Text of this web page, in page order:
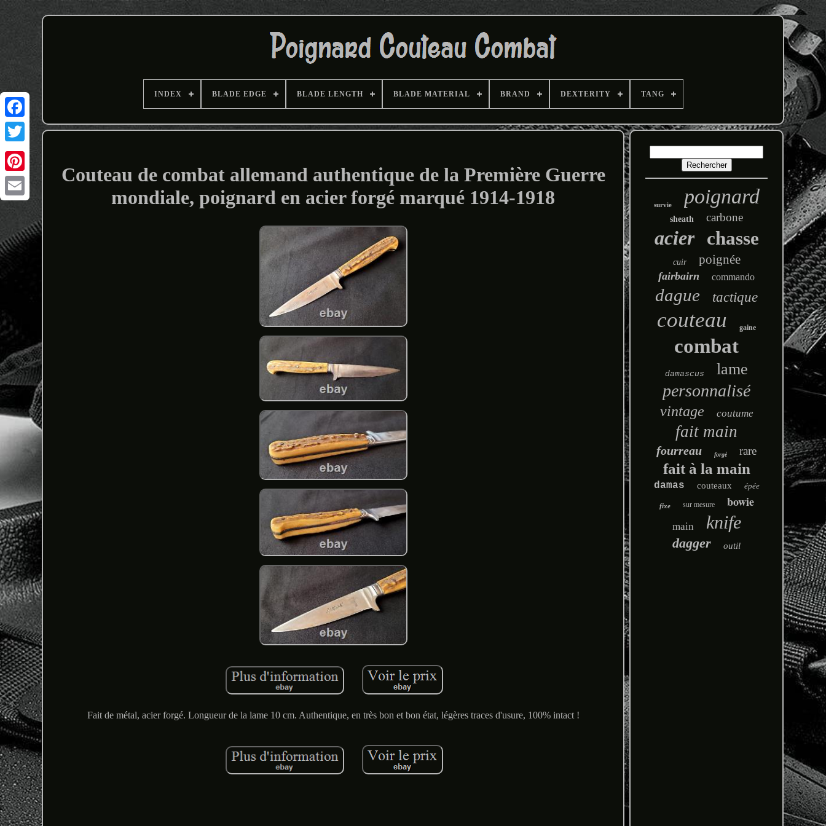
Email
INDEX BLADE EDGE BLADE LENGTH BLADE MATERIAL BRAND DEXTERITY TANG
Couteau de combat allemand authentique de la Première Guerre
mondiale, poignard en acier forgé marqué 1914-1918
Fait de métal, acier forgé. Longueur de la lame 10 cm. Authentique, en très bon et bon état, légères traces d'usure, 100% intact !
survie poignard
sheath carbone
acier chasse
cuir poignée
fairbairn commando
dague tactique
couteau gaine
combat
damascus lame
personnalisé
vintage coutume
fait main
fourreau forgé rare
fait à la main
damas couteaux épée
fixe sur mesure bowie
main knife
dagger outil